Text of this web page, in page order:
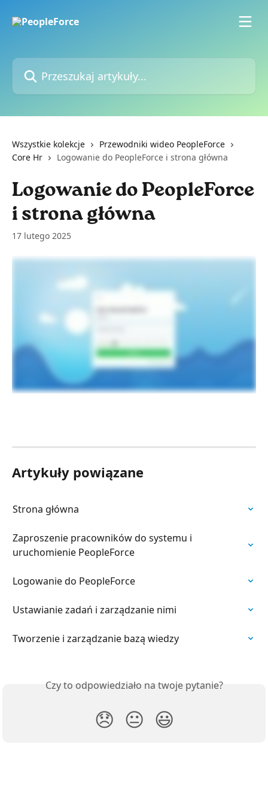
Przeszukaj artykuły...
Wszystkie kolekcje
Przewodniki wideo PeopleForce
Core Hr
Logowanie do PeopleForce i strona główna
Logowanie do PeopleForce
i strona główna
17 lutego 2025
Artykuły powiązane
Strona główna
Zaproszenie pracowników do systemu i
uruchomienie PeopleForce
Logowanie do PeopleForce
Ustawianie zadań i zarządzanie nimi
Tworzenie i zarządzanie bazą wiedzy
Czy to odpowiedziało na twoje pytanie?
😞 😐 😃